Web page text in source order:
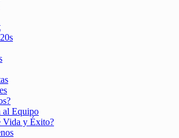
al Equipo
Vida y Éxito?